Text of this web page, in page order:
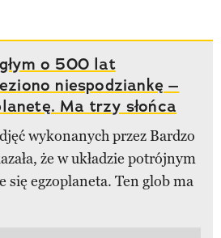
o 500 lat
niespodziankę –
Ma trzy słońca
wykonanych przez Bardzo
że w układzie potrójnym
się egzoplaneta. Ten glob ma